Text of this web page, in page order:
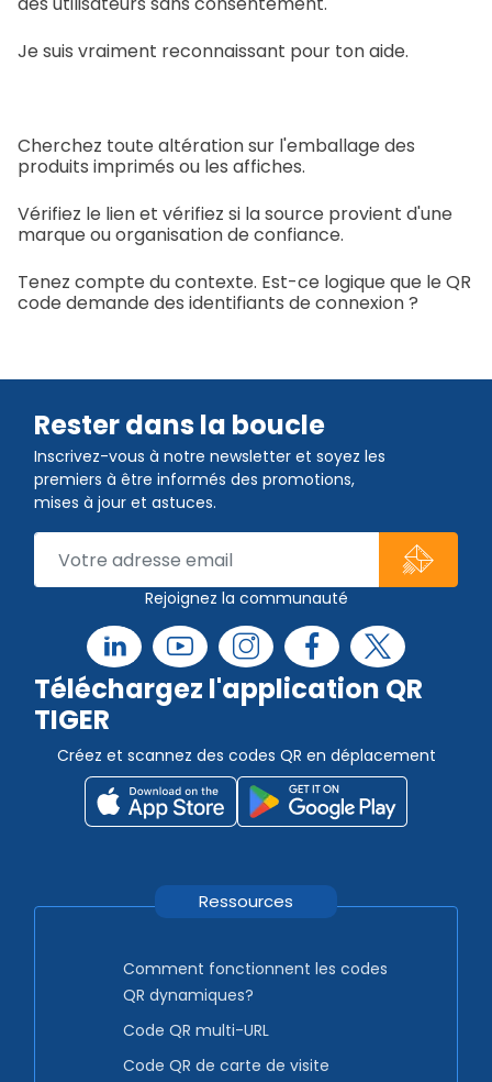
Je suis vraiment reconnaissant pour ton aide.
Cherchez toute altération sur l'emballage des
produits imprimés ou les affiches.
Vérifiez le lien et vérifiez si la source provient d'une
marque ou organisation de confiance.
Tenez compte du contexte. Est-ce logique que le QR
code demande des identifiants de connexion ?
Rester dans la boucle
Inscrivez-vous à notre newsletter et soyez les
premiers à être informés des promotions,
mises à jour et astuces.
Rejoignez la communauté
Téléchargez l'application QR
TIGER
Créez et scannez des codes QR en déplacement
Ressources
Comment fonctionnent les codes
QR dynamiques?
Code QR multi-URL
Code QR de carte de visite